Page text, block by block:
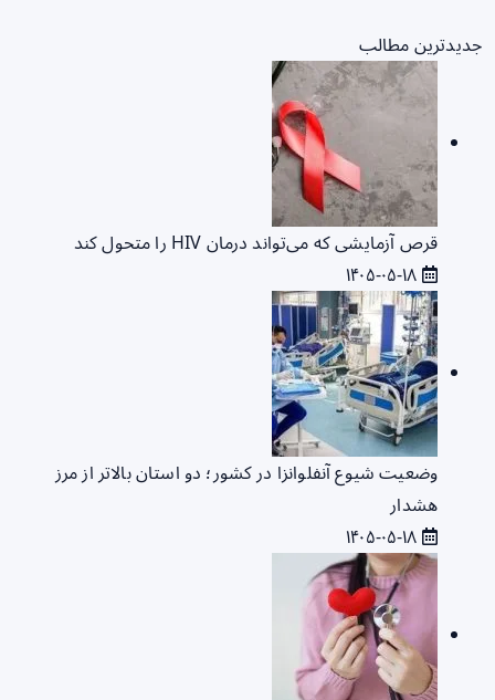
جدیدترین مطالب
قرص آزمایشی که می‌تواند درمان HIV را متحول کند
وضعیت شیوع آنفلوانزا در کشور؛ دو استان بالاتر از مرز
هشدار